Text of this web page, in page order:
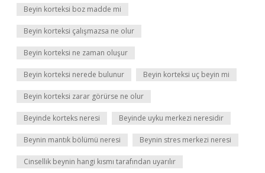
Beyin korteksi boz madde mi
Beyin korteksi çalışmazsa ne olur
Beyin korteksi ne zaman oluşur
Beyin korteksi nerede bulunur Beyin korteksi uç beyin mi
Beyin korteksi zarar görürse ne olur
Beyinde korteks neresi Beyinde uyku merkezi neresidir
Beynin mantık bölümü neresi Beynin stres merkezi neresi
Cinsellik beynin hangi kısmı tarafından uyarılır